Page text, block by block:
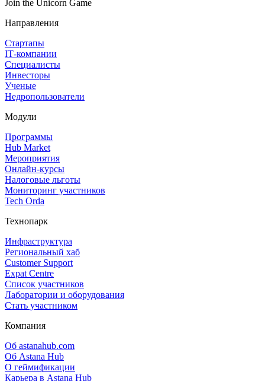
Join the Unicorn Game
Направления
Стартапы
IT‑компании
Специалисты
Инвесторы
Ученые
Недропользователи
Модули
Программы
Hub Market
Мероприятия
Онлайн‑курсы
Налоговые льготы
Мониторинг участников
Tech Orda
Технопарк
Инфраструктура
Региональный хаб
Customer Support
Expat Centre
Список участников
Лаборатории и оборудования
Стать участником
Компания
Об astanahub.com
Об Astana Hub
О геймификации
Карьера в Astana Hub